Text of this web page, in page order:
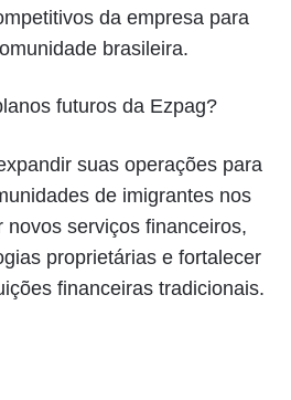
da empresa para
brasileira.
futuros da Ezpag?
suas operações para
de imigrantes nos
novos serviços financeiros,
proprietárias e fortalecer
financeiras tradicionais.